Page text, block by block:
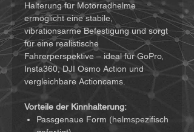
Halterung für Motorradhelme
ermöglicht eine stabile,
vibrationsarme Befestigung und sorgt
für eine realistische
Fahrerperspektive – ideal für GoPro,
Insta360, DJI Osmo Action und
vergleichbare Actioncams.
Vorteile der Kinnhalterung:
Passgenaue Form (helmspezifisch